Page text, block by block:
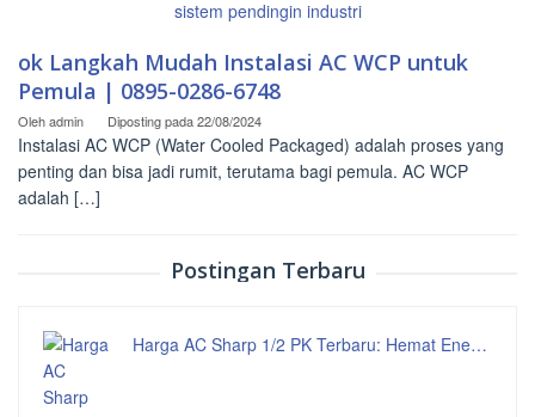
ok Langkah Mudah Instalasi AC WCP untuk
Pemula | 0895-0286-6748
Olehadmin Diposting pada22/08/2024
Instalasi AC WCP (Water Cooled Packaged) adalah proses yang
penting dan bisa jadi rumit, terutama bagi pemula. AC WCP
adalah […]
Postingan Terbaru
Harga AC Sharp 1/2 PK Terbaru: Hemat Ene…